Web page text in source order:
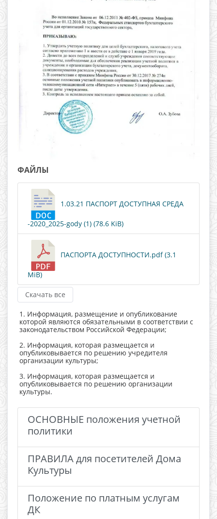
ФАЙЛЫ
1.03.21 ПАСПОРТ ДОСТУПНАЯ СРЕДА
-2020_2025-gody (1) (78.6 KiB)
ПАСПОРТА ДОСТУПНОСТИ.pdf (3.1
MiB)
Скачать все
1. Информация, размещение и опубликование
которой являются обязательными в соответствии с
законодательством Российской Федерации;
2. Информация, которая размещается и
опубликовывается по решению учредителя
организации культуры;
3. Информация, которая размещается и
опубликовывается по решению организации
культуры.
ОСНОВНЫЕ положения учетной
политики
ПРАВИЛА для посетителей Дома
Культуры
Положение по платным услугам
ДК